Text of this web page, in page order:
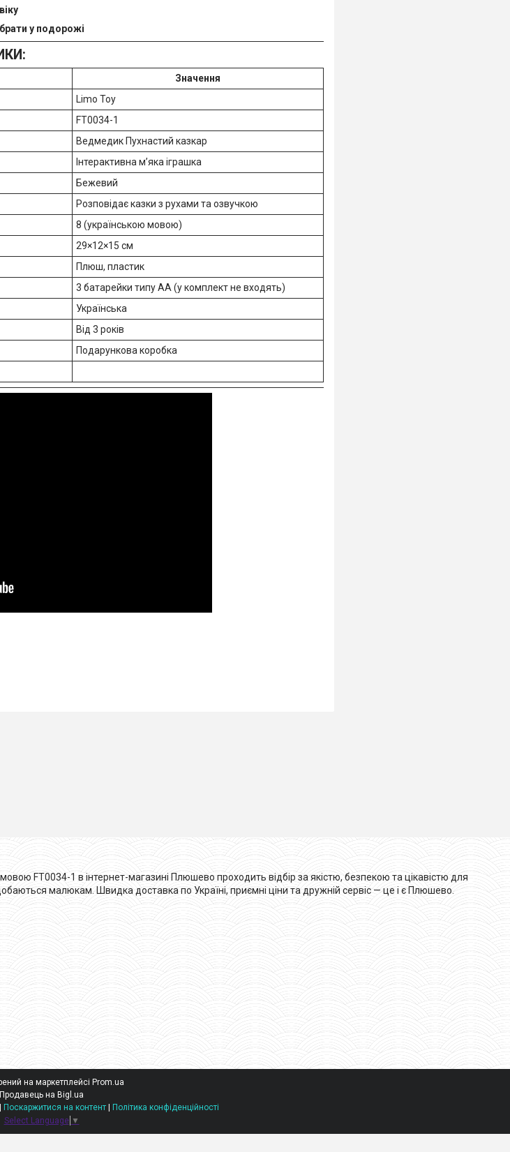
у подорожі
Значення
Limo Toy
FT0034-1
Ведмедик Пухнастий казкар
Інтерактивна м’яка іграшка
Бежевий
Розповідає казки з рухами та озвучкою
8 (українською мовою)
29×12×15 см
Плюш, пластик
3 батарейки типу AA (у комплект не входять)
Українська
Від 3 років
Подарункова коробка
FT0034-1 в інтернет-магазині Плюшево проходить відбір за якістю, безпекою та цікавістю для
малюкам. Швидка доставка по Україні, приємні ціни та дружній сервіс — це і є Плюшево.
на маркетплейсі Prom.ua
Продавець на Bigl.ua
Поскаржитися на контент
Політика конфіденційності
Select Language ▼